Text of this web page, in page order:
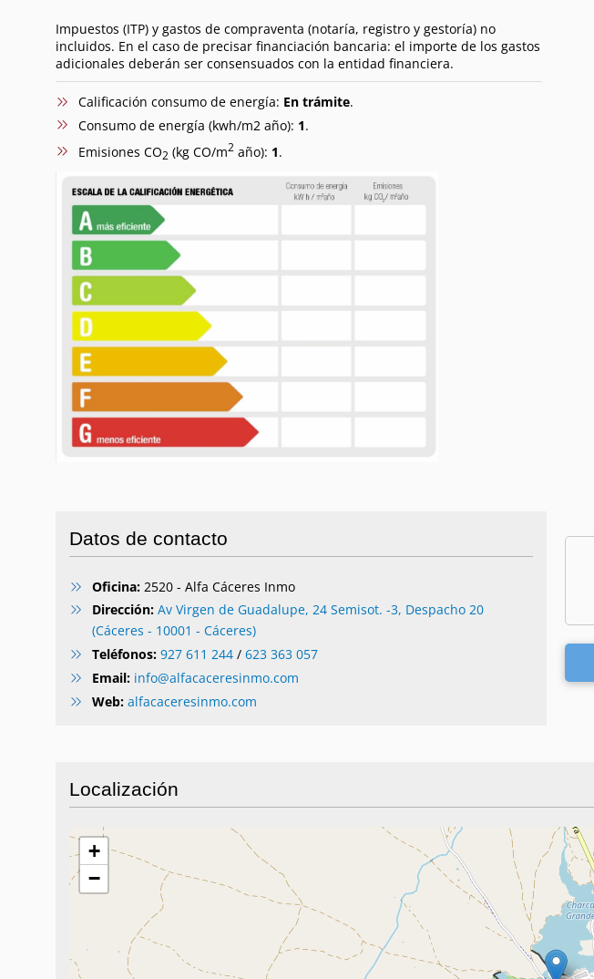
Impuestos (ITP) y gastos de compraventa (notaría, registro y gestoría) no
incluidos. En el caso de precisar financiación bancaria: el importe de los gastos
adicionales deberán ser consensuados con la entidad financiera.
Calificación consumo de energía: En trámite.
Consumo de energía (kwh/m2 año): 1.
Emisiones CO2 (kg CO/m2 año): 1.
Datos de contacto
Oficina: 2520 - Alfa Cáceres Inmo
Dirección: Av Virgen de Guadalupe, 24 Semisot. -3, Despacho 20
(Cáceres - 10001 - Cáceres)
Teléfonos: 927 611 244 /623 363 057
Email: info@alfacaceresinmo.com
Web: alfacaceresinmo.com
Localización
+
−